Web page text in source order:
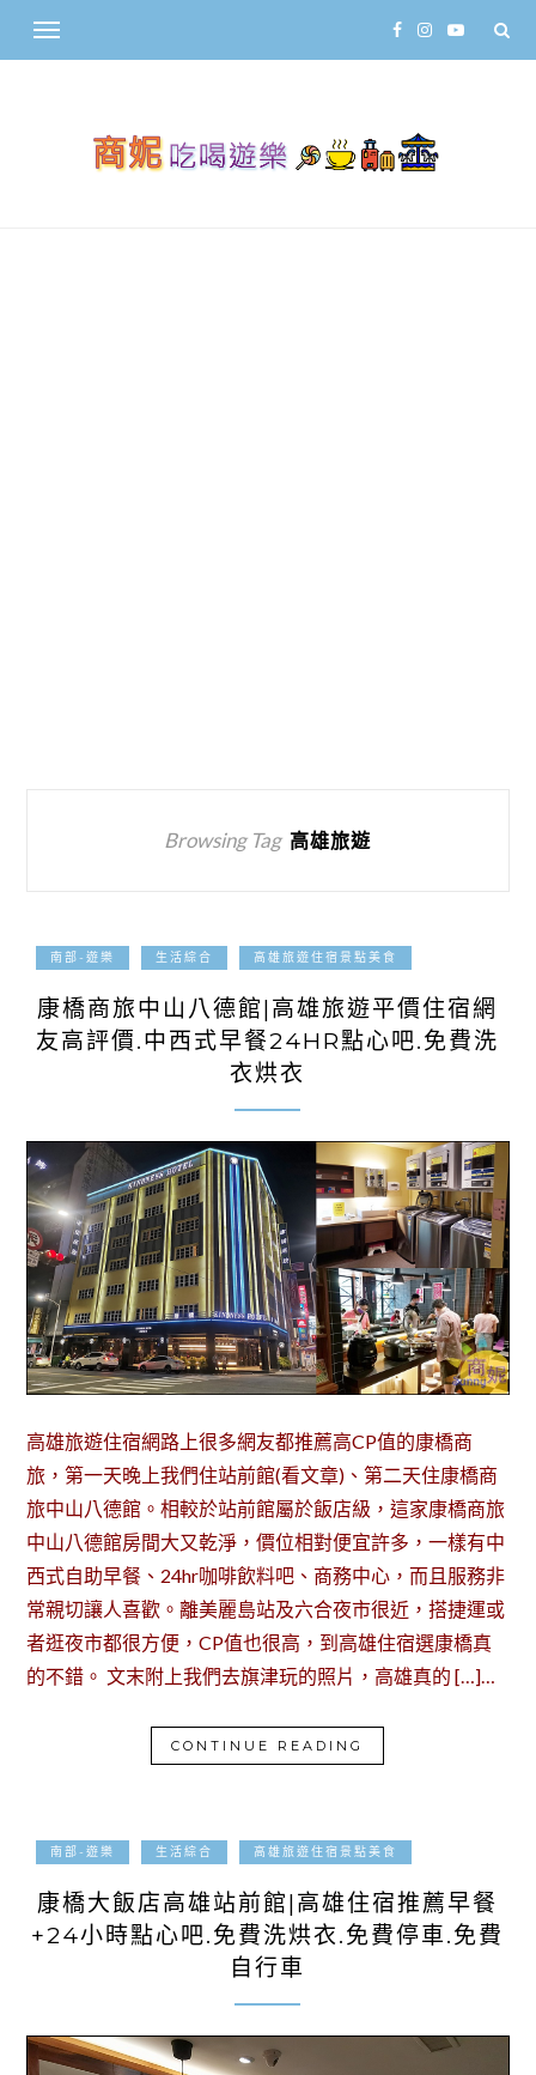
Browsing Tag 高雄旅遊
南部-遊樂 生活綜合 高雄旅遊住宿景點美食
康橋商旅中山八德館|高雄旅遊平價住宿網
友高評價.中西式早餐24HR點心吧.免費洗
衣烘衣
高雄旅遊住宿網路上很多網友都推薦高CP值的康橋商
旅，第一天晚上我們住站前館(看文章)、第二天住康橋商
旅中山八德館。相較於站前館屬於飯店級，這家康橋商旅
中山八德館房間大又乾淨，價位相對便宜許多，一樣有中
西式自助早餐、24hr咖啡飲料吧、商務中心，而且服務非
常親切讓人喜歡。離美麗島站及六合夜市很近，搭捷運或
者逛夜市都很方便，CP值也很高，到高雄住宿選康橋真
的不錯。 文末附上我們去旗津玩的照片，高雄真的 […]…
CONTINUE READING
南部-遊樂 生活綜合 高雄旅遊住宿景點美食
康橋大飯店高雄站前館|高雄住宿推薦早餐
+24小時點心吧.免費洗烘衣.免費停車.免費
自行車